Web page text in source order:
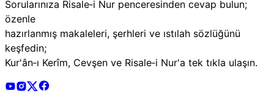
Sorularınıza Risale‑i Nur penceresinden cevap bulun;
özenle
hazırlanmış makaleleri, şerhleri ve ıstılah sözlüğünü
keşfedin;
Kur'ân‑ı Kerîm, Cevşen ve Risale‑i Nur'a tek tıkla ulaşın.
Risale Online Youtube Hesabı
Risale Online Instagram Hesabı
Risale Online X Hesabı